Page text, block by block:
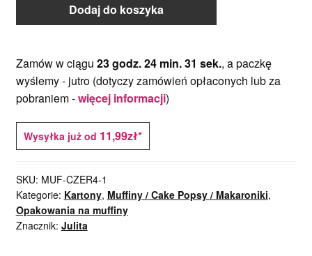
Dodaj do koszyka
Zamów w ciągu 23 godz. 24 min. 31 sek., a paczkę
wyślemy - jutro(dotyczy zamówień opłaconych lub za
pobraniem -więcej informacji)
Wysyłka już od 11,99zł*
SKU: MUF-CZER4-1
Kategorie: Kartony, Muffiny / Cake Popsy / Makaroniki,
Opakowania na muffiny
Znacznik: Julita